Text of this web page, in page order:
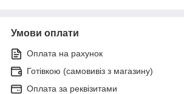
Умови оплати
Оплата на рахунок
Готівкою (самовивіз з магазину)
Оплата за реквізитами